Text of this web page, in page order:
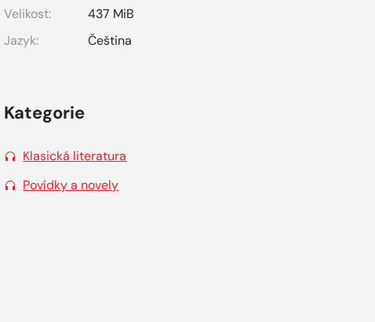
Velikost:
437 MiB
Jazyk:
Čeština
Kategorie
Klasická literatura
Povídky a novely